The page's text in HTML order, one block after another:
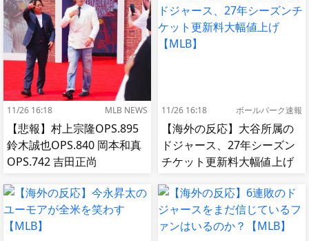
11/26 16:18 MLB NEWS
【悲報】村上宗隆OPS.895
鈴木誠也OPS.840 岡本和真
OPS.742 吉田正尚
11/26 16:18 ボールパーク速報
【海外の反応】大谷所属の
ドジャース、27年シーズン
チケット更新料大幅値上げ